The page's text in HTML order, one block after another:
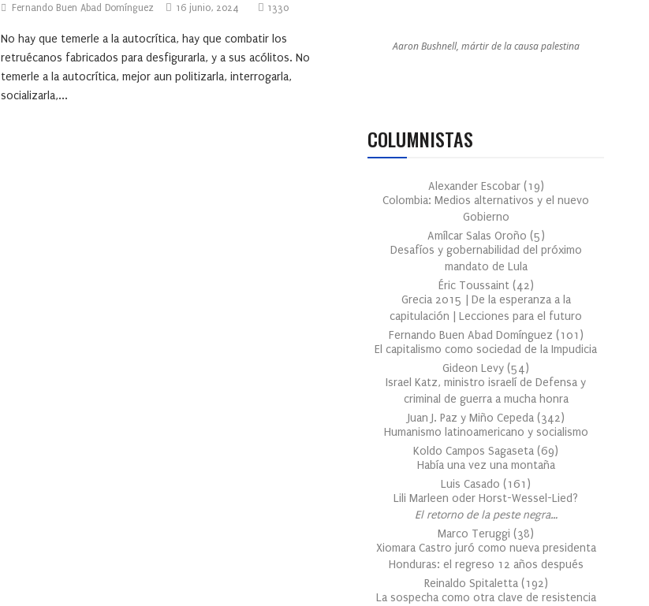
Fernando Buen Abad Domínguez 16 junio, 2024 1330
No hay que temerle a la autocrítica, hay que combatir los
retruécanos fabricados para desfigurarla, y a sus acólitos. No
temerle a la autocrítica, mejor aun politizarla, interrogarla,
socializarla,...
Aaron Bushnell, mártir de la causa palestina
COLUMNISTAS
Alexander Escobar (19)
Colombia: Medios alternativos y el nuevo
Gobierno
Amílcar Salas Oroño (5)
Desafíos y gobernabilidad del próximo
mandato de Lula
Éric Toussaint (42)
Grecia 2015 | De la esperanza a la
capitulación | Lecciones para el futuro
Fernando Buen Abad Domínguez (101 )
El capitalismo como sociedad de la Impudicia
Gideon Levy (54)
Israel Katz, ministro israelí de Defensa y
criminal de guerra a mucha honra
Juan J. Paz y Miño Cepeda (342)
Humanismo latinoamericano y socialismo
Koldo Campos Sagaseta (69)
Había una vez una montaña
Luis Casado (161 )
Lili Marleen oder Horst-Wessel-Lied?
El retorno de la peste negra…
Marco Teruggi (38)
Xiomara Castro juró como nueva presidenta
Honduras: el regreso 12 años después
Reinaldo Spitaletta (192)
La sospecha como otra clave de resistencia